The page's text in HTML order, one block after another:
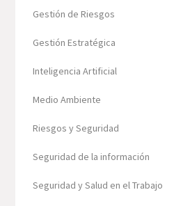
Gestión de Riesgos
Gestión Estratégica
Inteligencia Artificial
Medio Ambiente
Riesgos y Seguridad
Seguridad de la información
Seguridad y Salud en el Trabajo